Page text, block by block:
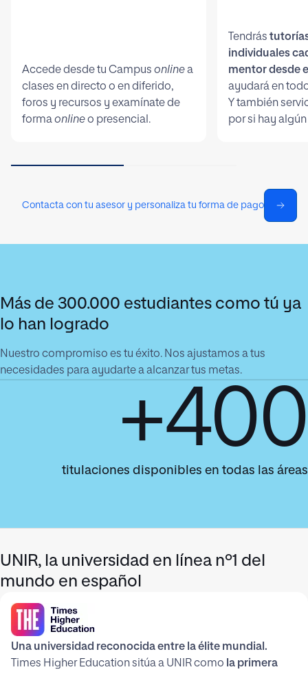
Accede desde tu Campus onlinea
clases en directo o en diferido,
foros y recursos y examínate de
formaonlineo presencial.
Tendrás
individuales
mentor desde
ayudará en
Y también
por si hay
Contacta con tu asesor y personaliza tu forma de pago
Más de 300.000 estudiantes como tú ya
lo han logrado
Nuestro compromiso es tu éxito. Nos ajustamos a tus
necesidades para ayudarte a alcanzar tus metas.
+400
titulaciones disponibles en todas las áreas
UNIR, la universidad en línea nº1 del
mundo en español
Una universidad reconocida entre la élite mundial.
Times Higher Education sitúa a UNIR como la primera